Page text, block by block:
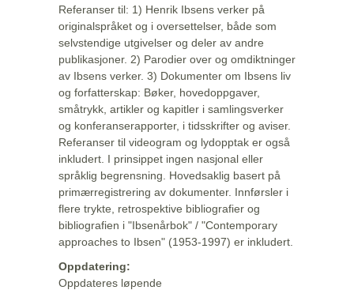
Referanser til: 1) Henrik Ibsens verker på
originalspråket og i oversettelser, både som
selvstendige utgivelser og deler av andre
publikasjoner. 2) Parodier over og omdiktninger
av Ibsens verker. 3) Dokumenter om Ibsens liv
og forfatterskap: Bøker, hovedoppgaver,
småtrykk, artikler og kapitler i samlingsverker
og konferanserapporter, i tidsskrifter og aviser.
Referanser til videogram og lydopptak er også
inkludert. I prinsippet ingen nasjonal eller
språklig begrensning. Hovedsaklig basert på
primærregistrering av dokumenter. Innførsler i
flere trykte, retrospektive bibliografier og
bibliografien i "Ibsenårbok" / "Contemporary
approaches to Ibsen" (1953-1997) er inkludert.
Oppdatering:
Oppdateres løpende